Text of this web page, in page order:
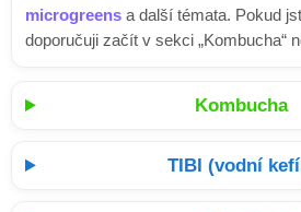
microgreens a další témata. Pokud
doporučuji začít v sekci „Kombucha“
Kombucha
TIBI (vodní